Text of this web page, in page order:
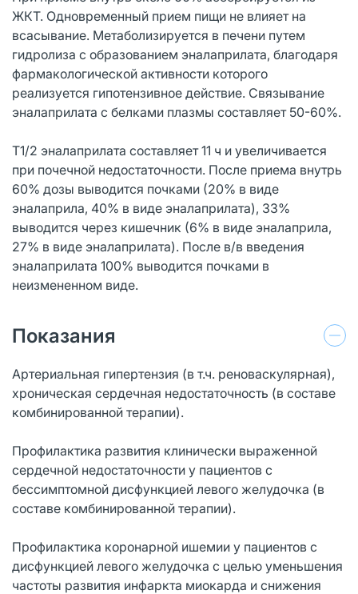
ЖКТ. Одновременный прием пищи не влияет на
всасывание. Метаболизируется в печени путем
гидролиза с образованием эналаприлата, благодаря
фармакологической активности которого
реализуется гипотензивное действие. Связывание
эналаприлата с белками плазмы составляет 50-60%.
T1/2 эналаприлата составляет 11 ч и увеличивается
при почечной недостаточности. После приема внутрь
60% дозы выводится почками (20% в виде
эналаприла, 40% в виде эналаприлата), 33%
выводится через кишечник (6% в виде эналаприла,
27% в виде эналаприлата). После в/в введения
эналаприлата 100% выводится почками в
неизмененном виде.
Показания
Артериальная гипертензия (в т.ч. реноваскулярная),
хроническая сердечная недостаточность (в составе
комбинированной терапии).
Профилактика развития клинически выраженной
сердечной недостаточности у пациентов с
бессимптомной дисфункцией левого желудочка (в
составе комбинированной терапии).
Профилактика коронарной ишемии у пациентов с
дисфункцией левого желудочка с целью уменьшения
частоты развития инфаркта миокарда и снижения